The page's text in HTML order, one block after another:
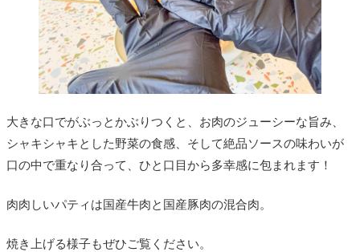
大きな口でがぶっとかぶりつくと、お肉のジューシーな旨み、
シャキシャキとした野菜の食感、そして絶品ソースの味わいが
口の中で重なり合って、ひと口目から多幸感に包まれます！
肉肉しいパティは国産牛肉と国産豚肉の混合肉。
焼き上げる様子もぜひご覧ください。